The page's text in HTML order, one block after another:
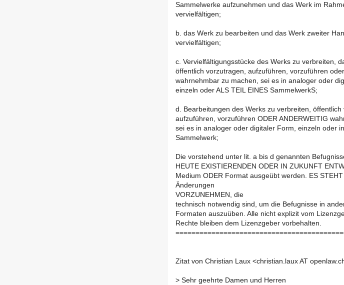
Sammelwerke aufzunehmen und das Werk im
vervielfältigen;
b. das Werk zu bearbeiten und das Werk zweiter
vervielfältigen;
c. Vervielfältigungsstücke des Werks zu verbreiten,
öffentlich vorzutragen, aufzuführen, vorzuführen
wahrnehmbar zu machen, sei es in analoger oder
einzeln oder ALS TEIL EINES SammelwerkS;
d. Bearbeitungen des Werks zu verbreiten, öffentlich
aufzuführen, vorzuführen ODER ANDERWEITIG
sei es in analoger oder digitaler Form, einzeln oder
Sammelwerk;
Die vorstehend unter lit. a bis d genannten
HEUTE EXISTIERENDEN ODER IN ZUKUNFT
Medium ODER Format ausgeübt werden. ES
Änderungen
VORZUNEHMEN, die
technisch notwendig sind, um die Befugnisse in
Formaten auszuüben. Alle nicht explizit vom
Rechte bleiben dem Lizenzgeber vorbehalten.
Zitat von Christian Laux <christian.laux AT
> Sehr geehrte Damen und Herren